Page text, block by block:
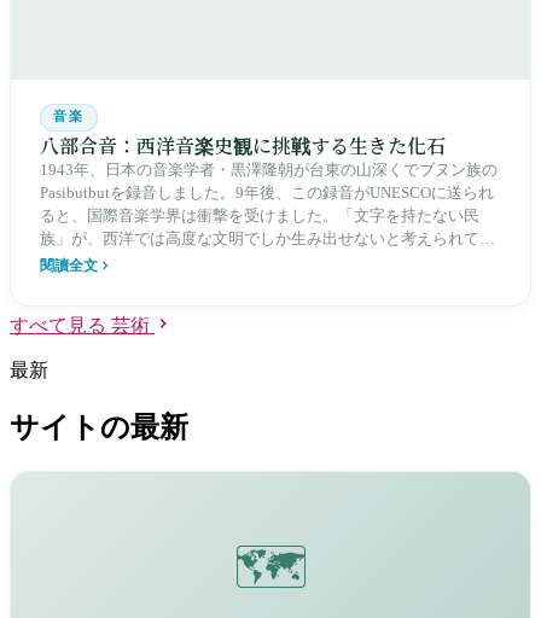
音楽
八部合音：西洋音楽史観に挑戦する生きた化石
1943年、日本の音楽学者・黒澤隆朝が台東の山深くでブヌン族の
Pasibutbutを録音しました。9年後、この録音がUNESCOに送られ
ると、国際音楽学界は衝撃を受けました。「文字を持たない民
族」が、西洋では高度な文明でしか生み出せないと考えられてい
た複音合唱を歌い上げたのです。
閱讀全文
すべて見る 芸術
最新
サイトの最新
🗺️